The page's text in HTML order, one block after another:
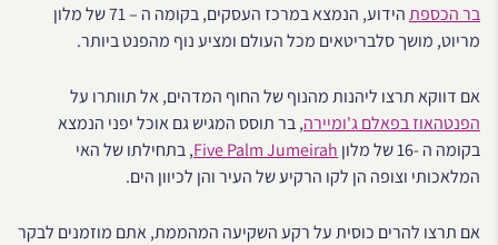
בר הכספת
הידוע, הנמצא במרכז העסקים, בקומה ה – 71 של מלון
מריוט, מושך סלבריטאים מכל העולם ומציע נוף מהפנט ביותר.
אם דווקא תרצו ליהנות מהנוף של החוף המדהים, אל תוותרו על
הפנטהאוז בפאלם ג'ומיירה, בר תוסס המגיש גם אוכל יפני הנמצא
בקומה ה -16 של מלון
Five Palm Jumeirah, בתחילתו של האי
המלאכותי וצופה הן לקו הרקיע של העיר והן לכיוון הים.
אם תרצו להרים כוסית על רקע השקיעה המהממת, אתם מוזמנים לבקר